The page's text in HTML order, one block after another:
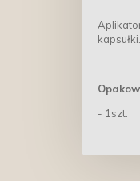
kapsułki.
- 1szt.